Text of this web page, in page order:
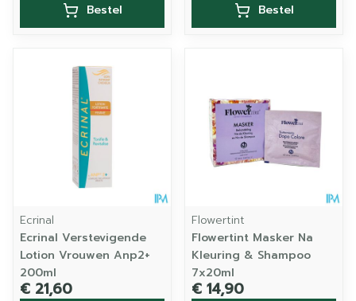
Bestel Bestel
Ecrinal
Ecrinal Verstevigende
Lotion Vrouwen Anp2+
200ml
€ 21,60
Flowertint
Flowertint Masker Na
Kleuring & Shampoo
7x20ml
€ 14,90